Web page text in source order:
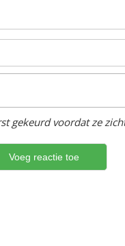
gekeurd voordat ze